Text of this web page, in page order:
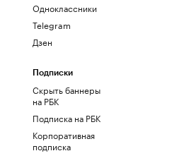
Одноклассники
Telegram
Дзен
Подписки
Скрыть баннеры
на РБК
Подписка на РБК
Корпоративная
подписка